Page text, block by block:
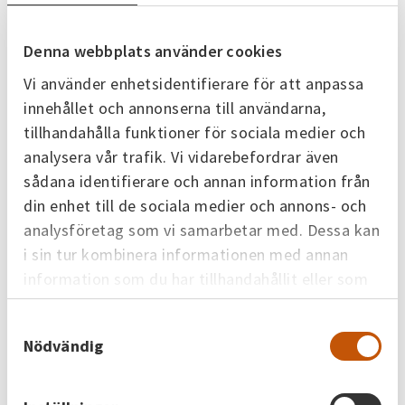
Denna webbplats använder cookies
Vi använder enhetsidentifierare för att anpassa
innehållet och annonserna till användarna,
tillhandahålla funktioner för sociala medier och
analysera vår trafik. Vi vidarebefordrar även
sådana identifierare och annan information från
din enhet till de sociala medier och annons- och
analysföretag som vi samarbetar med. Dessa kan
i sin tur kombinera informationen med annan
information som du har tillhandahållit eller som
de har samlat in när du har använt deras tjänster.
Nödvändig
och kan användas till ny plast, desto bättre för
planeten. Men ibland kan det vara svårt att göra rätt.
Vilken plast ska till återvinningsstationen och vilken
ska slängas i hushållsavfallet?Kolla in guidensom
hjälper dig på rätt väg!
Tack för att du vill bidra till en hållbar framtid!
*Profu, ett oberoende konsult- och forskningsföretag,
har studerat de klimatvinster som blir resultatet av
tidningsinsamlingen.